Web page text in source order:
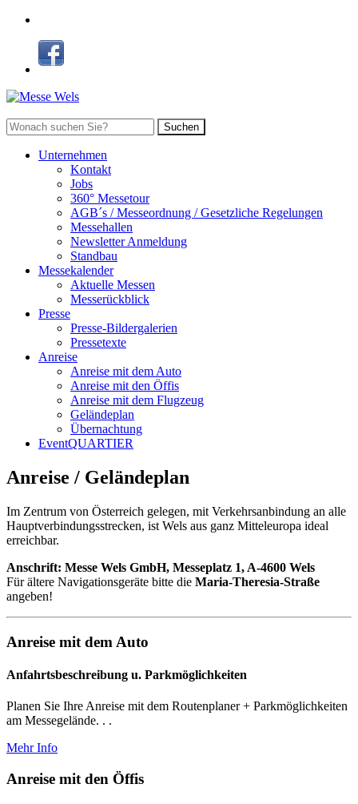
Suchen
Unternehmen
Kontakt
Jobs
360° Messetour
AGB´s / Messeordnung / Gesetzliche Regelungen
Messehallen
Newsletter Anmeldung
Standbau
Messekalender
Aktuelle Messen
Messerückblick
Presse
Presse-Bildergalerien
Pressetexte
Anreise
Anreise mit dem Auto
Anreise mit den Öffis
Anreise mit dem Flugzeug
Geländeplan
Übernachtung
EventQUARTIER
Anreise / Geländeplan
Im Zentrum von Österreich gelegen, mit Verkehrsanbindung an alle
Hauptverbindungsstrecken, ist Wels aus ganz Mitteleuropa ideal
erreichbar.
Anschrift: Messe Wels GmbH, Messeplatz 1, A-4600 Wels
Für ältere Navigationsgeräte bitte die Maria-Theresia-Straße
angeben!
Anreise mit dem Auto
Anfahrtsbeschreibung u. Parkmöglichkeiten
Planen Sie Ihre Anreise mit dem Routenplaner + Parkmöglichkeiten
am Messegelände. . .
Mehr Info
Anreise mit den Öffis